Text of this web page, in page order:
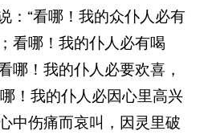
：“看哪！我的众仆人必有
看哪！我的仆人必有喝
哪！我的仆人必要欢喜，
！我的仆人必因心里高兴
中伤痛而哀叫，因灵里破